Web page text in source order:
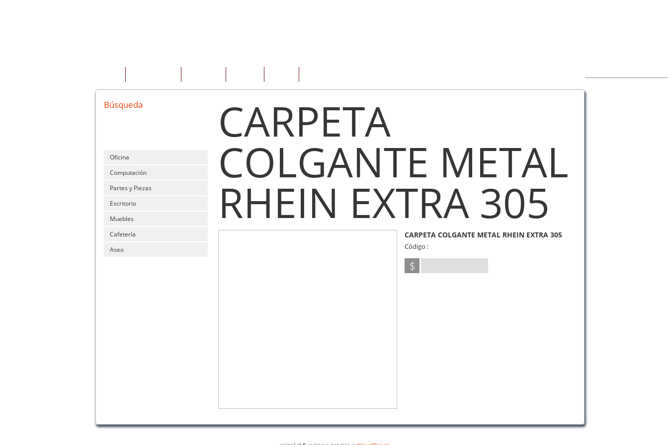
Búsqueda
Oficina
Computación
Partes y Piezas
Escritorio
Muebles
Cafetería
Aseo
CARPETA
COLGANTE METAL
RHEIN EXTRA 305
CARPETA COLGANTE METAL RHEIN EXTRA 305
Código :
$